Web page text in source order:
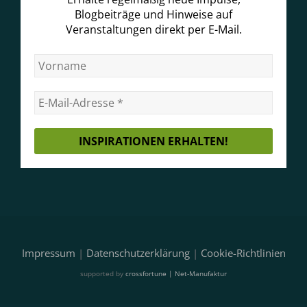
Blogbeiträge und Hinweise auf
Veranstaltungen direkt per E-Mail.
Impressum | Datenschutzerklärung| Cookie-Richtlinien
supported by crossfortune | Net-Manufaktur